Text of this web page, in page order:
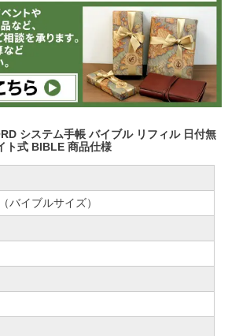
システム手帳 バイブル リフィル 日付無
ト式 BIBLE 商品仕様
バイブルサイズ）